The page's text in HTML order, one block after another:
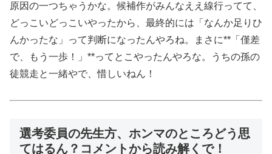
原因の一つちゃうかな。候補作がみんなええ線行ってて、
どっこいどっこいやったから、最終的には「なんか足りひ
んかったな」って判断になったんやろね。まさに**「僅差
で、もう一歩！」**ってとこやったんやろな。うちの孫の
徒競走と一緒やで、惜しいねん！
選考委員の先生方、ホンマのところどう思
てはるん？コメントから読み解くで！